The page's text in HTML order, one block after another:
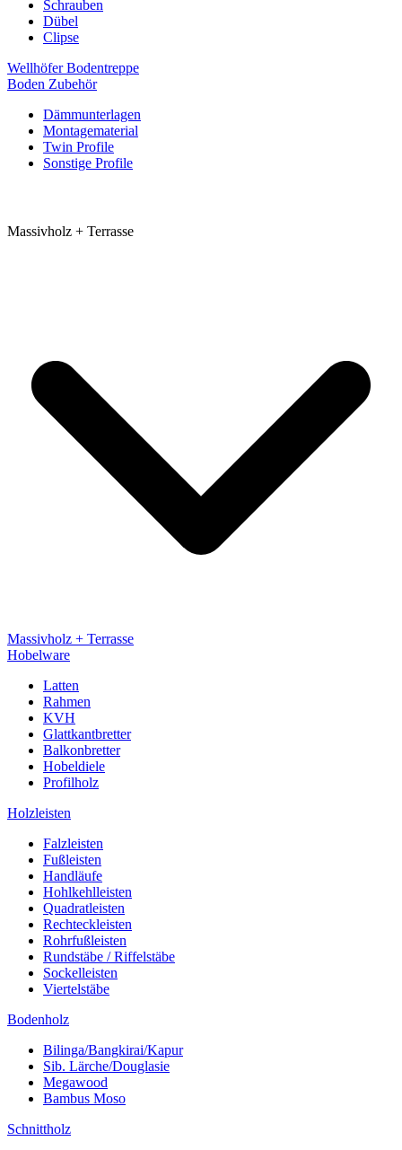
Schrauben
Dübel
Clipse
Wellhöfer Bodentreppe
Boden Zubehör
Dämmunterlagen
Montagematerial
Twin Profile
Sonstige Profile
Massivholz + Terrasse
Massivholz + Terrasse
Hobelware
Latten
Rahmen
KVH
Glattkantbretter
Balkonbretter
Hobeldiele
Profilholz
Holzleisten
Falzleisten
Fußleisten
Handläufe
Hohlkehlleisten
Quadratleisten
Rechteckleisten
Rohrfußleisten
Rundstäbe / Riffelstäbe
Sockelleisten
Viertelstäbe
Bodenholz
Bilinga/Bangkirai/Kapur
Sib. Lärche/Douglasie
Megawood
Bambus Moso
Schnittholz